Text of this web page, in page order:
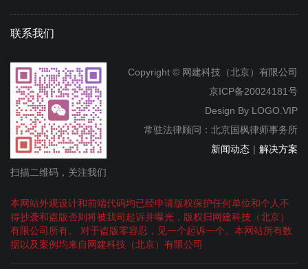
联系我们
扫描二维码，关注我们
Copyright © 网建科技（北京）有限公司
京ICP备20024181号
Design By LOGO.VIP
常驻法律顾问：北京国枫律师事务所
新闻动态 | 解决方案
本网站外观设计和前端代码均已经申请版权保护任何单位和个人不
得抄袭和盗版否则将被我司起诉并曝光，版权归网建科技（北京）
有限公司所有。 对于盗版零容忍，见一个起诉一个。本网站所有数
据以及案例均来自网建科技（北京）有限公司